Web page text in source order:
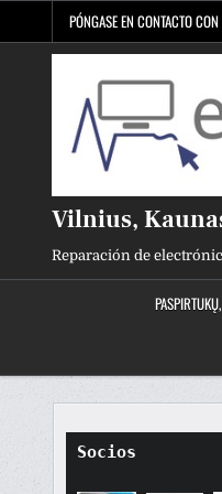
contenido
PÓNGASE EN CONTACTO CON
Vilnius,
Reparación de
Socios